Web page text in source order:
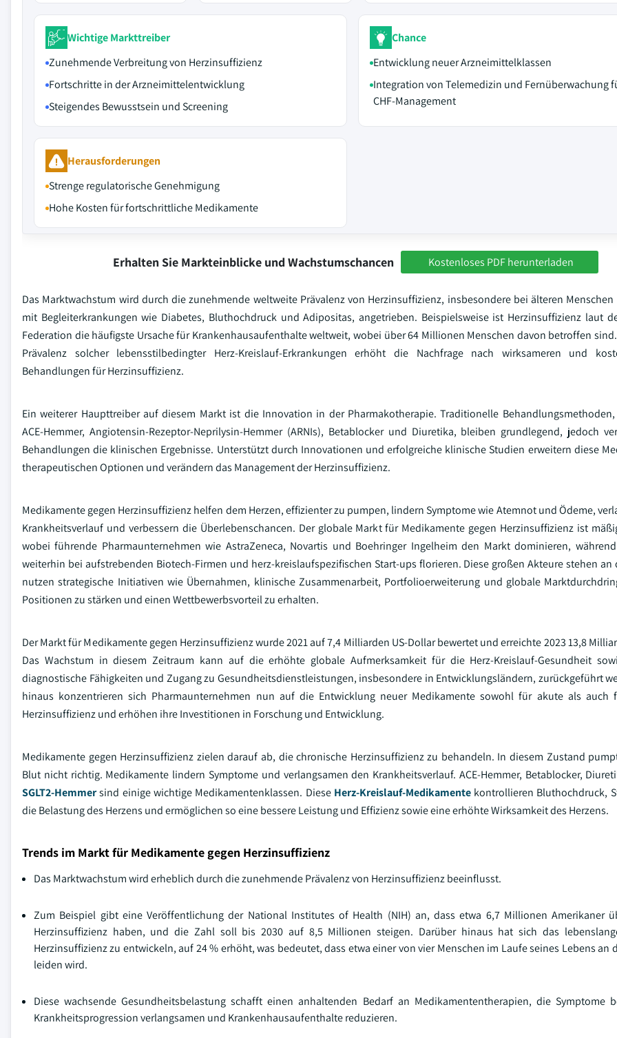
Wichtige Markttreiber
Zunehmende Verbreitung von Herzinsuffizienz
Fortschritte in der Arzneimittelentwicklung
Steigendes Bewusstsein und Screening
Chance
Entwicklung neuer Arzneimittelklassen
Integration von Telemedizin und Fernüberwachung
CHF-Management
Herausforderungen
Strenge regulatorische Genehmigung
Hohe Kosten für fortschrittliche Medikamente
Erhalten Sie Markteinblicke und Wachstumschancen Kostenloses PDF herunterladen
Das Marktwachstum wird durch die zunehmende weltweite Prävalenz von Herzinsuffizienz, insbesondere bei älteren
mit Begleiterkrankungen wie Diabetes, Bluthochdruck und Adipositas, angetrieben. Beispielsweise ist Herzinsuffizienz laut
Federation die häufigste Ursache für Krankenhausaufenthalte weltweit, wobei über 64 Millionen Menschen davon betroffen
Prävalenz solcher lebensstilbedingter Herz-Kreislauf-Erkrankungen erhöht die Nachfrage nach wirksameren und
Behandlungen für Herzinsuffizienz.
Ein weiterer Haupttreiber auf diesem Markt ist die Innovation in der Pharmakotherapie. Traditionelle
ACE-Hemmer, Angiotensin-Rezeptor-Neprilysin-Hemmer (ARNIs), Betablocker und Diuretika, bleiben grundlegend, jedoch
Behandlungen die klinischen Ergebnisse. Unterstützt durch Innovationen und erfolgreiche klinische Studien erweitern diese
therapeutischen Optionen und verändern das Management der Herzinsuffizienz.
Medikamente gegen Herzinsuffizienz helfen dem Herzen, effizienter zu pumpen, lindern Symptome wie Atemnot und Ödeme,
Krankheitsverlauf und verbessern die Überlebenschancen. Der globale Markt für Medikamente gegen Herzinsuffizienz ist
wobei führende Pharmaunternehmen wie AstraZeneca, Novartis und Boehringer Ingelheim den Markt dominieren,
weiterhin bei aufstrebenden Biotech-Firmen und herz-kreislaufspezifischen Start-ups florieren. Diese großen Akteure stehen an
nutzen strategische Initiativen wie Übernahmen, klinische Zusammenarbeit, Portfolioerweiterung und globale
Positionen zu stärken und einen Wettbewerbsvorteil zu erhalten.
Der Markt für Medikamente gegen Herzinsuffizienz wurde 2021 auf 7,4 Milliarden US-Dollar bewertet und erreichte 2023 13,8
Das Wachstum in diesem Zeitraum kann auf die erhöhte globale Aufmerksamkeit für die Herz-Kreislauf-Gesundheit
diagnostische Fähigkeiten und Zugang zu Gesundheitsdienstleistungen, insbesondere in Entwicklungsländern, zurückgeführt
hinaus konzentrieren sich Pharmaunternehmen nun auf die Entwicklung neuer Medikamente sowohl für akute als auch
Herzinsuffizienz und erhöhen ihre Investitionen in Forschung und Entwicklung.
Medikamente gegen Herzinsuffizienz zielen darauf ab, die chronische Herzinsuffizienz zu behandeln. In diesem Zustand
Blut nicht richtig. Medikamente lindern Symptome und verlangsamen den Krankheitsverlauf. ACE-Hemmer, Betablocker,
SGLT2-Hemmersind einige wichtige Medikamentenklassen. Diese Herz-Kreislauf-Medikamentekontrollieren Bluthochdruck,
die Belastung des Herzens und ermöglichen so eine bessere Leistung und Effizienz sowie eine erhöhte Wirksamkeit des Herzens.
Trends im Markt für Medikamente gegen Herzinsuffizienz
Das Marktwachstum wird erheblich durch die zunehmende Prävalenz von Herzinsuffizienz beeinflusst.
Zum Beispiel gibt eine Veröffentlichung der National Institutes of Health (NIH) an, dass etwa 6,7 Millionen Amerikaner
Herzinsuffizienz haben, und die Zahl soll bis 2030 auf 8,5 Millionen steigen. Darüber hinaus hat sich das
Herzinsuffizienz zu entwickeln, auf 24 % erhöht, was bedeutet, dass etwa einer von vier Menschen im Laufe seines Lebens an
leiden wird.
Diese wachsende Gesundheitsbelastung schafft einen anhaltenden Bedarf an Medikamententherapien, die Symptome
Krankheitsprogression verlangsamen und Krankenhausaufenthalte reduzieren.